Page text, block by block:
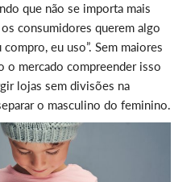
que não se importa mais
consumidores querem algo
eu uso”. Sem maiores
o mercado compreender isso
lojas sem divisões na
o masculino do feminino.